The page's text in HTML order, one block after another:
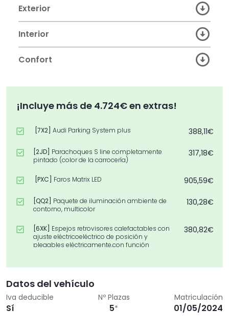
Exterior
Interior
Confort
¡Incluye más de 4.724€ en extras!
[7X2] Audi Parking System plus 388,11€
[2JD] Parachoques S line completamente
pintado (color de la carrocería)
317,18€
[PXC] Faros Matrix LED 905,59€
[QQ2] Paquete de iluminación ambiente de
contorno, multicolor
130,28€
[6XK] Espejos retrovisores calefactables con
ajuste eléctricoeléctrico de posición y
plegables eléctricamente,con función
380,82€
[4I3]Llave de confort (sin SAFELOCK) 530,24€
Datos del vehículo
Iva deducible
Sí
Nº Plazas
5*
Matriculación
01/05/2024